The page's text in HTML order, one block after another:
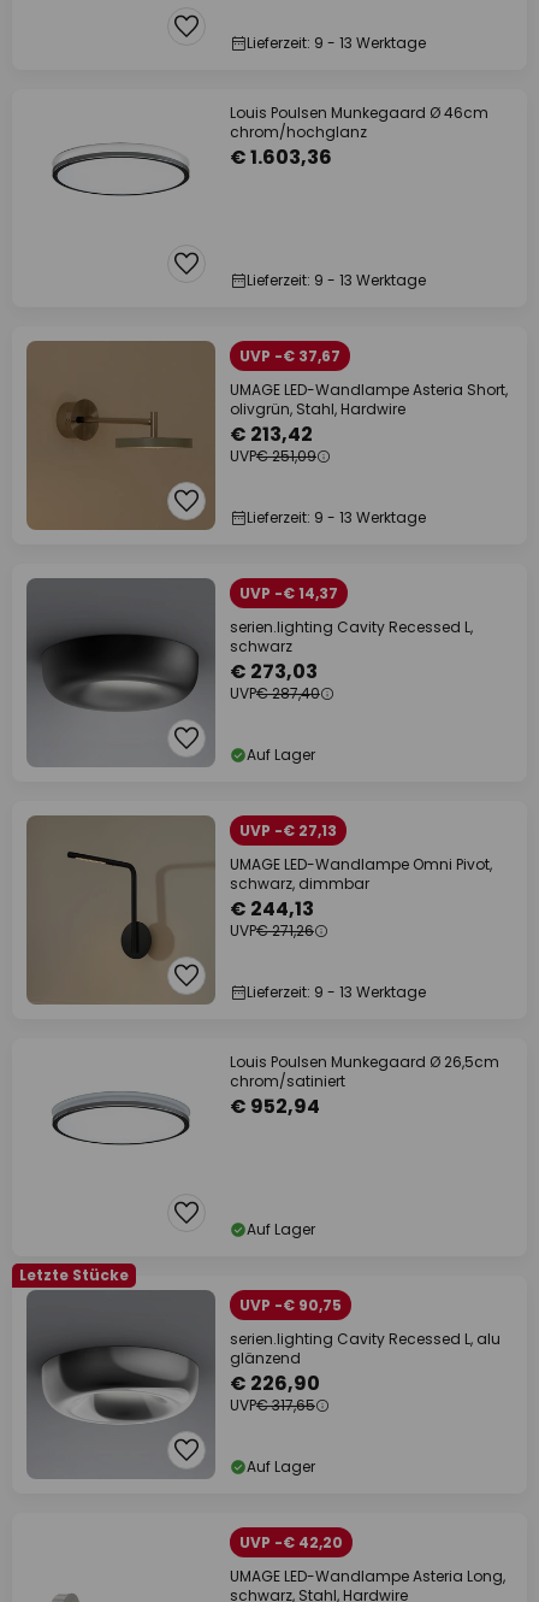
Lieferzeit: 9 - 13 Werktage
Louis Poulsen Munkegaard Ø 46cm
chrom/hochglanz
€ 1.603,36
Lieferzeit: 9 - 13 Werktage
UVP -€ 37,67
UMAGE LED-Wandlampe Asteria Short,
olivgrün, Stahl, Hardwire
€ 213,42
UVP€ 251,09
Lieferzeit: 9 - 13 Werktage
UVP -€ 14,37
serien.lighting Cavity Recessed L,
schwarz
€ 273,03
UVP€ 287,40
Auf Lager
UVP -€ 27,13
UMAGE LED-Wandlampe Omni Pivot,
schwarz, dimmbar
€ 244,13
UVP€ 271,26
Lieferzeit: 9 - 13 Werktage
Louis Poulsen Munkegaard Ø 26,5cm
chrom/satiniert
€ 952,94
Auf Lager
Letzte Stücke
UVP -€ 90,75
serien.lighting Cavity Recessed L, alu
glänzend
€ 226,90
UVP€ 317,65
Auf Lager
UVP -€ 42,20
UMAGE LED-Wandlampe Asteria Long,
schwarz, Stahl, Hardwire